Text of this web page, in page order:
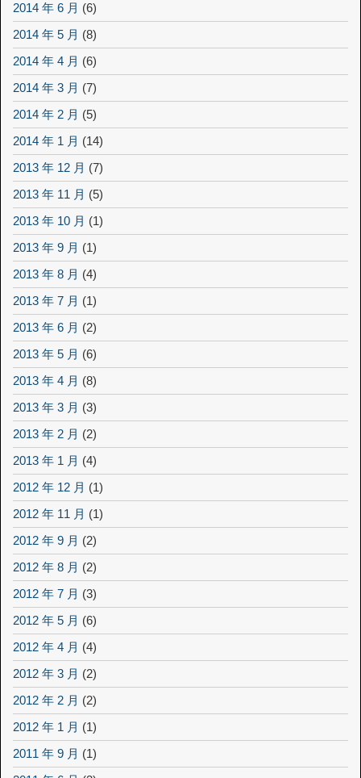
2014 年 6 月 (6)
2014 年 5 月 (8)
2014 年 4 月 (6)
2014 年 3 月 (7)
2014 年 2 月 (5)
2014 年 1 月 (14)
2013 年 12 月 (7)
2013 年 11 月 (5)
2013 年 10 月 (1)
2013 年 9 月 (1)
2013 年 8 月 (4)
2013 年 7 月 (1)
2013 年 6 月 (2)
2013 年 5 月 (6)
2013 年 4 月 (8)
2013 年 3 月 (3)
2013 年 2 月 (2)
2013 年 1 月 (4)
2012 年 12 月 (1)
2012 年 11 月 (1)
2012 年 9 月 (2)
2012 年 8 月 (2)
2012 年 7 月 (3)
2012 年 5 月 (6)
2012 年 4 月 (4)
2012 年 3 月 (2)
2012 年 2 月 (2)
2012 年 1 月 (1)
2011 年 9 月 (1)